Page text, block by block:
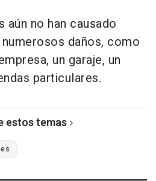
aún no han causado
daños, como
un garaje, un
particulares.
estos temas